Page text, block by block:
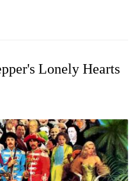
Lonely Hearts